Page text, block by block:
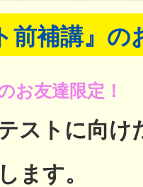
前補講』の
お友達限定！
ストに向け
ます。